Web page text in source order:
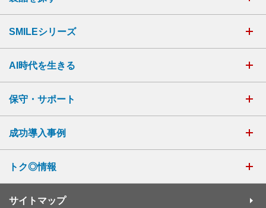
SMILEシリーズ
AI時代を生きる
保守・サポート
成功導入事例
トク◎情報
サイトマップ